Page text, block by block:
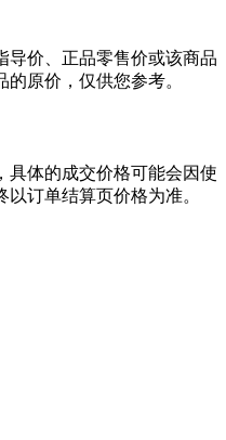
导价、正品零售价或该商品
原价，仅供您参考。
具体的成交价格可能会因使
订单结算页价格为准。